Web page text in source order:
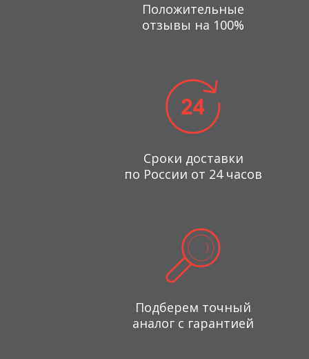
Положительные
отзывы на 100%
Сроки доставки
по России от 24 часов
Подберем точный
аналог с гарантией